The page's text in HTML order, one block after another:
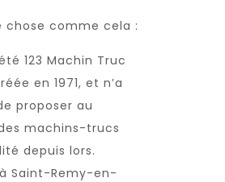
chose comme cela :
123 Machin Truc
en 1971, et n’a
proposer au
machins-trucs
depuis lors.
Saint-Remy-en-